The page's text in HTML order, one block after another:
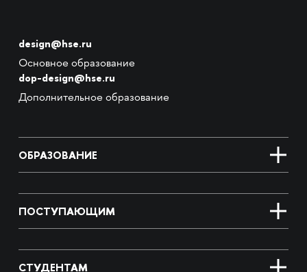
design@hse.ru
Основное образование
dop-design@hse.ru
Дополнительное образование
ОБРАЗОВАНИЕ
ПОСТУПАЮЩИМ
СТУДЕНТАМ